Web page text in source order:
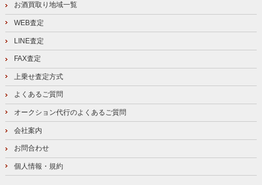
お酒買取り地域一覧
WEB査定
LINE査定
FAX査定
上乗せ査定方式
よくあるご質問
オークション代行のよくあるご質問
会社案内
お問合わせ
個人情報・規約